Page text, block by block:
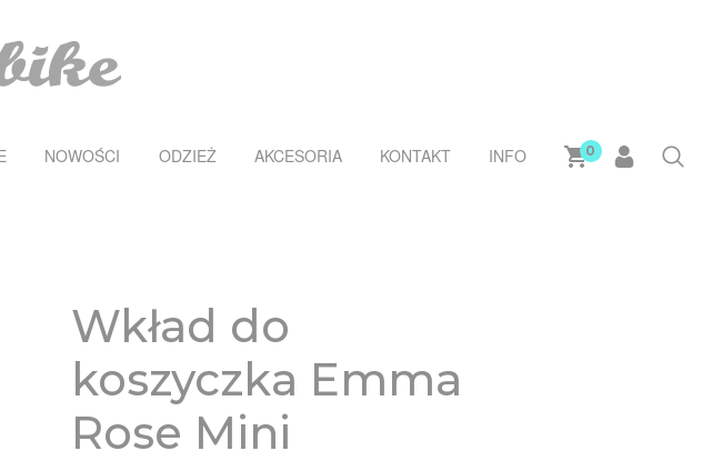
NOWOŚCI ODZIEŻ AKCESORIA KONTAKT INFO 0
Wkład do
koszyczka Emma
Rose Mini